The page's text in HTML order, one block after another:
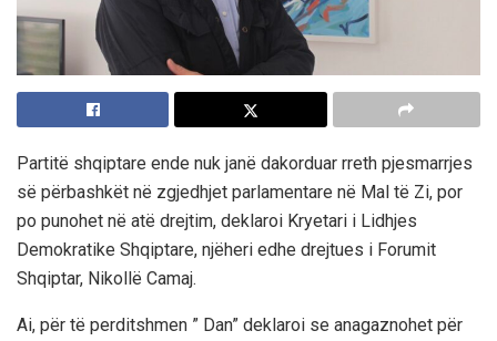
Partitë shqiptare ende nuk janë dakorduar rreth pjesmarrjes
së përbashkët në zgjedhjet parlamentare në Mal të Zi, por
po punohet në atë drejtim, deklaroi Kryetari i Lidhjes
Demokratike Shqiptare, njëheri edhe drejtues i Forumit
Shqiptar, Nikollë Camaj.
Ai, për të perditshmen ” Dan” deklaroi se anagaznohet për